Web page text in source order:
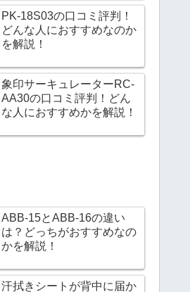
PK-18S03の口コミ評判！
どんな人におすすめなのか
を解説！
象印サーキュレーターRC-
AA30の口コミ評判！どん
な人におすすめかを解説！
ABB-15とABB-16の違い
は？どっちがおすすめなの
かを解説！
汗拭きシートが背中に届か